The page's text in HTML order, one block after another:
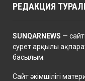
РЕДАКЦИЯ
SUNQARNEWS —
сурет арқылы
басылым.
Сайт әкімшілігі